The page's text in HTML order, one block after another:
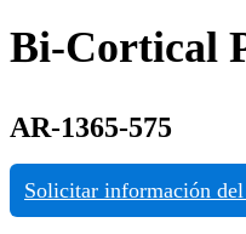
Bi-Cortical
AR-1365-575
Solicitar información